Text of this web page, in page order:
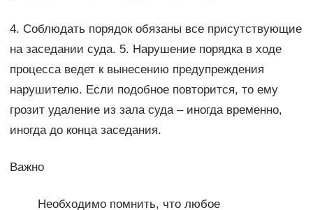
4. Соблюдать порядок обязаны все присутствующие
на заседании суда. 5. Нарушение порядка в ходе
процесса ведет к вынесению предупреждения
нарушителю. Если подобное повторится, то ему
грозит удаление из зала суда – иногда временно,
иногда до конца заседания.
Важно
Необходимо помнить, что любое